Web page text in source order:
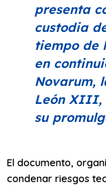
presenta
custodia
tiempo de
en
Novarum,
León XIII,
su
El documento,
condenar riesgos